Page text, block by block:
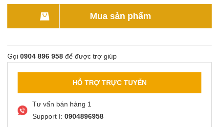
Mua sản phẩm
Gọi 0904 896 958 để được trợ giúp
HỖ TRỢ TRỰC TUYẾN
Tư vấn bán hàng 1
Support I: 0904896958